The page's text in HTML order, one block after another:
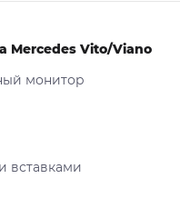
Mercedes Vito/Viano
монитор
вставками